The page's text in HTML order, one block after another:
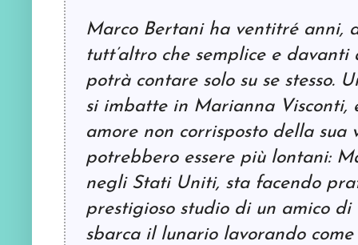
Marco Bertani ha ventitré anni,
tutt’altro che semplice e
potrà contare solo su se stesso.
si imbatte in Marianna Visconti,
amore non corrisposto della sua
potrebbero essere più lontani:
negli Stati Uniti, sta facendo
prestigioso studio di un amico
sbarca il lunario lavorando